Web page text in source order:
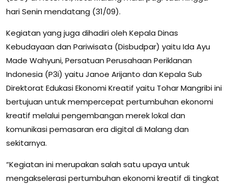
hari Senin mendatang (31/09).
Kegiatan yang juga dihadiri oleh Kepala Dinas
Kebudayaan dan Pariwisata (Disbudpar) yaitu Ida Ayu
Made Wahyuni, Persatuan Perusahaan Periklanan
Indonesia (P3i) yaitu Janoe Arijanto dan Kepala Sub
Direktorat Edukasi Ekonomi Kreatif yaitu Tohar Mangribi ini
bertujuan untuk mempercepat pertumbuhan ekonomi
kreatif melalui pengembangan merek lokal dan
komunikasi pemasaran era digital di Malang dan
sekitarnya.
“Kegiatan ini merupakan salah satu upaya untuk
mengakselerasi pertumbuhan ekonomi kreatif di tingkat